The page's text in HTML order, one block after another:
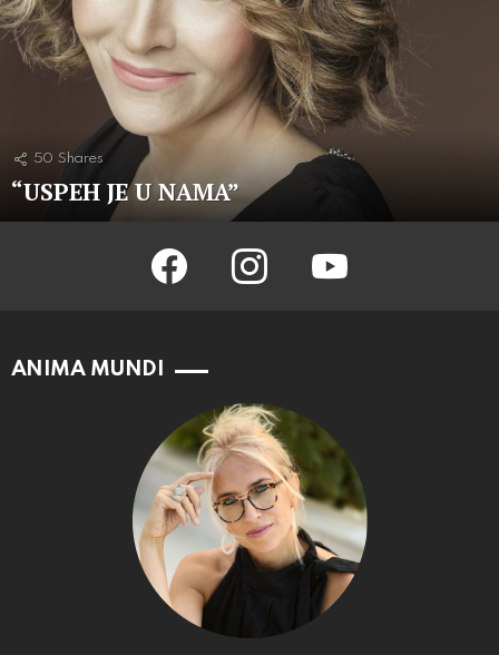
50 Shares
“USPEH JE U NAMA”
facebook instagram youtube
ANIMA MUNDI